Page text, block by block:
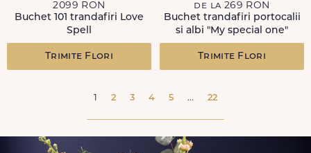
2099 RON
Buchet 101 trandafiri Love
Spell
Trimite Flori
de la 269 RON
Buchet trandafiri portocalii
si albi "My special one"
Trimite Flori
1 2 3 4 5 ... 22